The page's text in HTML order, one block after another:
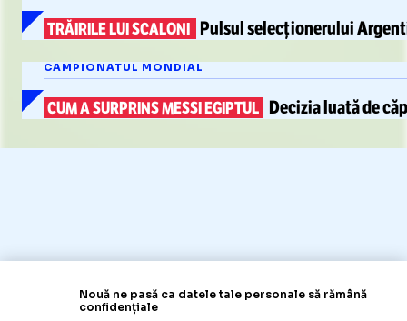
TRĂIRILE LUI SCALONI Pulsul selecționerului
CAMPIONATUL MONDIAL
CUM A SURPRINS MESSI EGIPTUL Decizia luată de
Nouă ne pasă ca datele tale personale să rămână
confidențiale